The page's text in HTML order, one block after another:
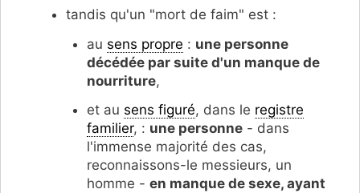
tandis qu'un "mort de faim" est :
au sens propre : une personne
décédée par suite d'un manque de
nourriture,
et au sens figuré, dans le registre
familier, : une personne- dans
l'immense majorité des cas,
reconnaissons-le messieurs, un
homme - en manque de sexe, ayant